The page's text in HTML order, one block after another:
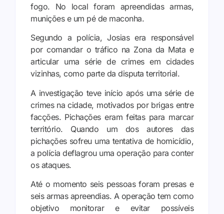
fogo. No local foram apreendidas armas,
munições e um pé de maconha.
Segundo a polícia, Josias era responsável
por comandar o tráfico na Zona da Mata e
articular uma série de crimes em cidades
vizinhas, como parte da disputa territorial.
A investigação teve início após uma série de
crimes na cidade, motivados por brigas entre
facções. Pichações eram feitas para marcar
território. Quando um dos autores das
pichações sofreu uma tentativa de homicídio,
a polícia deflagrou uma operação para conter
os ataques.
Até o momento seis pessoas foram presas e
seis armas apreendias. A operação tem como
objetivo monitorar e evitar possíveis